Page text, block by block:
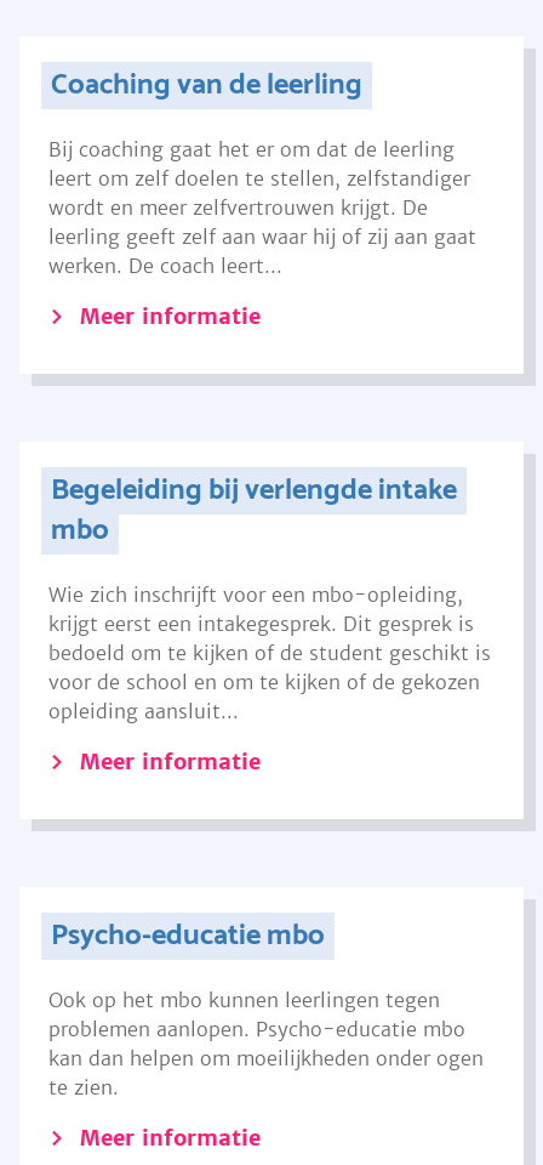
Coaching van de leerling
Bij coaching gaat het er om dat de leerling
leert om zelf doelen te stellen, zelfstandiger
wordt en meer zelfvertrouwen krijgt. De
leerling geeft zelf aan waar hij of zij aan gaat
werken. De coach leert...
Meer informatie
Begeleiding bij verlengde intake
mbo
Wie zich inschrijft voor een mbo-opleiding,
krijgt eerst een intakegesprek. Dit gesprek is
bedoeld om te kijken of de student geschikt is
voor de school en om te kijken of de gekozen
opleiding aansluit...
Meer informatie
Psycho-educatie mbo
Ook op het mbo kunnen leerlingen tegen
problemen aanlopen. Psycho-educatie mbo
kan dan helpen om moeilijkheden onder ogen
te zien.
Meer informatie